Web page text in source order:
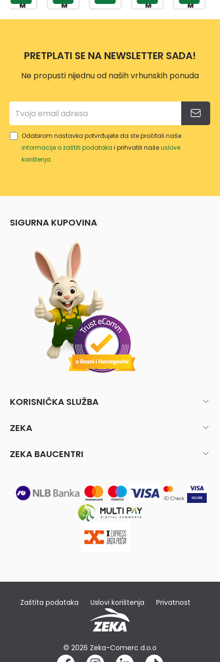
M
M
M
M
PRETPLATI SE NA NEWSLETTER SADA!
Ne propusti nijednu od naših vrhunskih ponuda
Odabirom nastavka potvrđujete da ste pročitali naše
informacije o zaštiti podataka i prihvatili našeuslove
korištenja.
SIGURNA KUPOVINA
KORISNIČKA SLUŽBA
ZEKA
ZEKA BAUCENTRI
Zaštita podataka Uslovi korištenja Privatnost
© 2026 Zeka-Comerc d.o.o